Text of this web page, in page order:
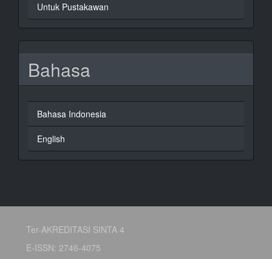
Untuk Pustakawan
Bahasa
Bahasa Indonesia
English
Ter-AKREDITASI SINTA 4
E-ISSN: 2746-4075